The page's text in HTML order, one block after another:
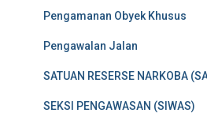
Pengamanan Obyek Khusus
Pengawalan Jalan
SATUAN RESERSE NARKOBA
SEKSI PENGAWASAN (SIWAS)